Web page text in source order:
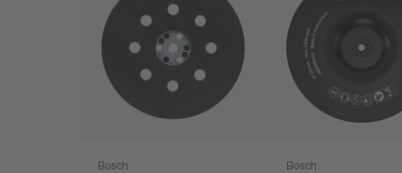
Bosch Bosch